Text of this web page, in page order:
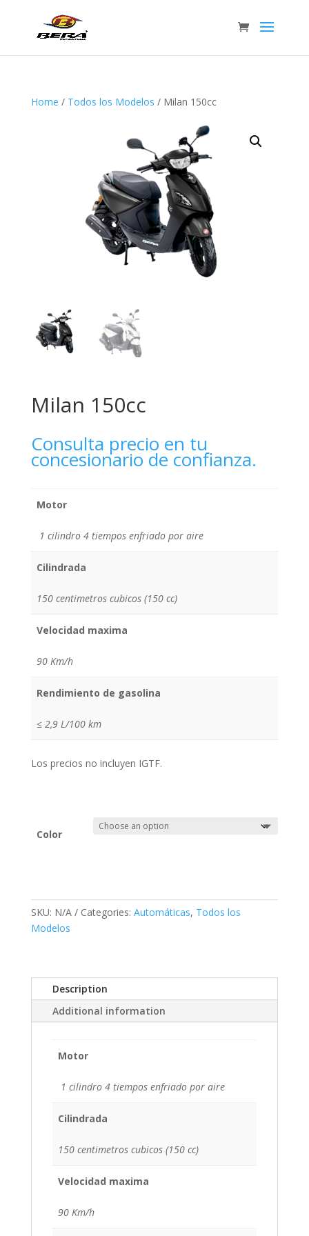
Home / Todos los Modelos / Milan 150cc
Milan 150cc
Consulta precio en tu
concesionario de confianza.
Motor
1 cilindro 4 tiempos enfriado por aire
Cilindrada
150 centimetros cubicos (150 cc)
Velocidad maxima
90 Km/h
Rendimiento de gasolina
≤ 2,9 L/100 km
Los precios no incluyen IGTF.
Color
SKU: N/A Categories: Automáticas, Todos los
Modelos
Description
Additional information
Motor
1 cilindro 4 tiempos enfriado por aire
Cilindrada
150 centimetros cubicos (150 cc)
Velocidad maxima
90 Km/h